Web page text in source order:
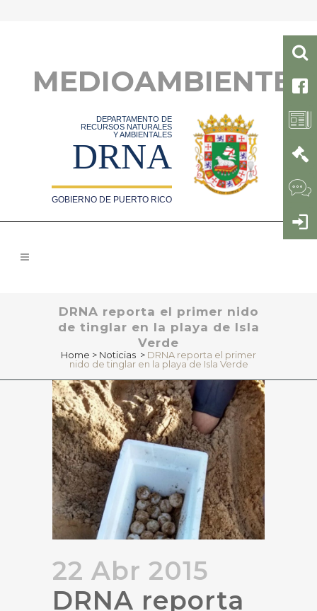
MEDIOAMBIENTE
DEPARTAMENTO DE
RECURSOS NATURALES
Y AMBIENTALES
DRNA
GOBIERNO DE PUERTO RICO
DRNA reporta el primer nido
de tinglar en la playa de Isla
Verde
Home > Noticias > DRNA reporta el primer
nido de tinglar en la playa de Isla Verde
22 Abr 2015
DRNA reporta